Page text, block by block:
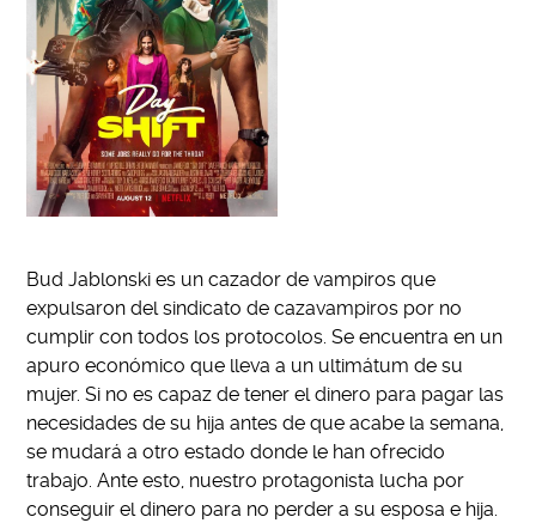
Bud Jablonski es un cazador de vampiros que
expulsaron del sindicato de cazavampiros por no
cumplir con todos los protocolos. Se encuentra en un
apuro económico que lleva a un ultimátum de su
mujer. Si no es capaz de tener el dinero para pagar las
necesidades de su hija antes de que acabe la semana,
se mudará a otro estado donde le han ofrecido
trabajo. Ante esto, nuestro protagonista lucha por
conseguir el dinero para no perder a su esposa e hija.